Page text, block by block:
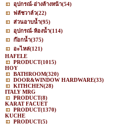
อุปกรณ์-อ่างล้างหน้า(54)
ฟลัชวาล์ว(22)
ส่วนอาบน้ำ(95)
อุปกรณ์-ห้องน้ำ(114)
ก๊อกน้ำ(375)
อะไหล่(121)
HAFELE
PRODUCT(1015)
HOY
BATHROOM(320)
DOOR&WINDOW HARDWARE(33)
KITHCHEN(28)
ITALY MRG
PRODUCT(8)
KARAT FACUET
PRODUCT(1370)
KUCHE
PRODUCT(5)